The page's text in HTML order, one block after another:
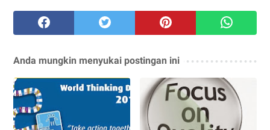
Anda mungkin menyukai postingan ini